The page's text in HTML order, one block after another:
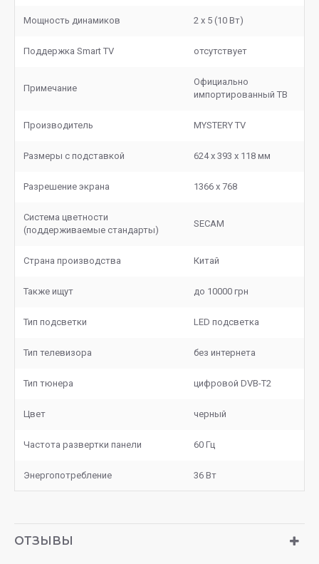
Мощность динамиков 2 х 5 (10 Вт)
Поддержка Smart TV отсутствует
Примечание
Официально
импортированный ТВ
Производитель MYSTERY TV
Размеры с подставкой 624 x 393 x 118 мм
Разрешение экрана 1366 x 768
Система цветности
(поддерживаемые стандарты)
SECAM
Страна производства Китай
Также ищут до 10000 грн
Тип подсветки LED подсветка
Тип телевизора без интернета
Тип тюнера цифровой DVB-T2
Цвет черный
Частота развертки панели 60 Гц
Энергопотребление 36 Вт
ОТЗЫВЫ